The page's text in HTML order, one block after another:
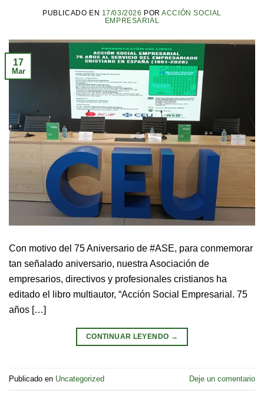
PUBLICADO EN 17/03/2026 PORACCIÓN SOCIAL
EMPRESARIAL
17
Mar
Con motivo del 75 Aniversario de #ASE, para conmemorar
tan señalado aniversario, nuestra Asociación de
empresarios, directivos y profesionales cristianos ha
editado el libro multiautor, “Acción Social Empresarial. 75
años […]
CONTINUAR LEYENDO →
Publicado en Uncategorized Deje un comentario